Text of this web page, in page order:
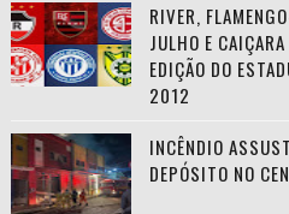
RIVER,
JULHO E
EDIÇÃO DO
2012
INCÊNDIO
DEPÓSITO NO